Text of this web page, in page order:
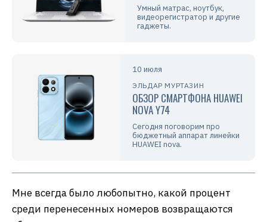
Умный матрас, ноутбук,
видеорегистратор и другие
гаджеты.
10 июля
ЭЛЬДАР МУРТАЗИН
ОБЗОР СМАРТФОНА HUAWEI
NOVA Y74
Сегодня поговорим про
бюджетный аппарат линейки
HUAWEI nova.
Мне всегда было любопытно, какой процент
среди перенесенных номеров возвращаются